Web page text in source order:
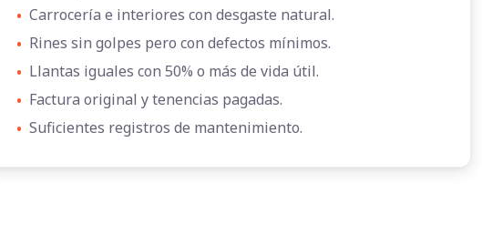
• Carrocería e interiores con desgaste natural.
• Rines sin golpes pero con defectos mínimos.
• Llantas iguales con 50% o más de vida útil.
• Factura original y tenencias pagadas.
• Suficientes registros de mantenimiento.